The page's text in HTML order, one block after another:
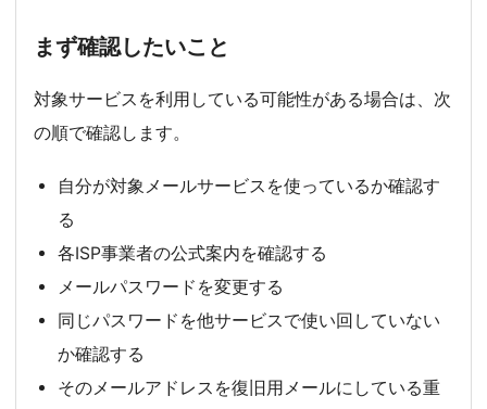
まず確認したいこと
対象サービスを利用している可能性がある場合は、次
の順で確認します。
自分が対象メールサービスを使っているか確認す
る
各ISP事業者の公式案内を確認する
メールパスワードを変更する
同じパスワードを他サービスで使い回していない
か確認する
そのメールアドレスを復旧用メールにしている重